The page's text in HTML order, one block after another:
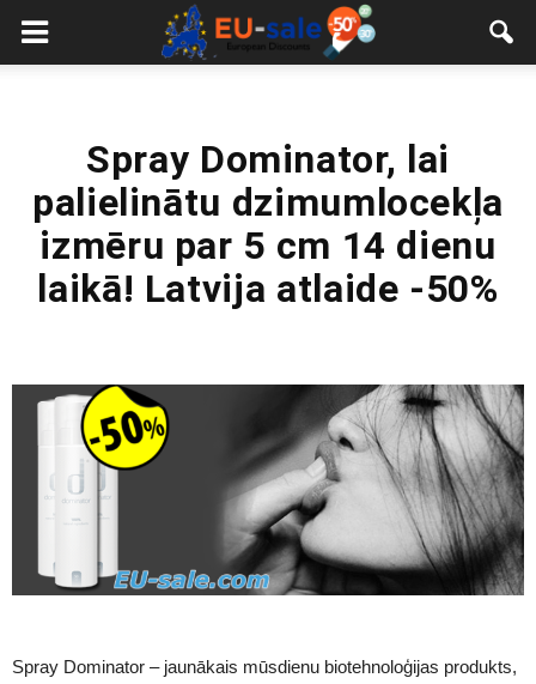
European
Spray Dominator, lai
palielinātu dzimumlocekļa
izmēru par 5 cm 14 dienu
laikā! Latvija atlaide -50%
Spray Dominator – jaunākais mūsdienu biotehnoloģijas produkts,